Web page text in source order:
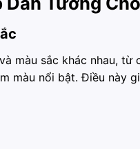
màu sắc khác nhau,
màu nổi bật. Điều này